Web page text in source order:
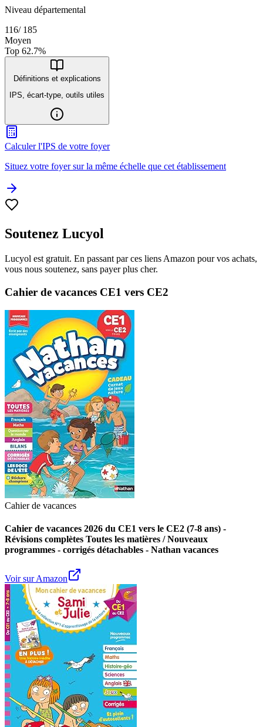
Niveau départemental
116/ 185
Moyen
Top 62.7%
Définitions et explications
IPS, écart-type, outils utiles
Calculer l'IPS de votre foyer
Situez votre foyer sur la même échelle que cet établissement
Soutenez Lucyol
Lucyol est gratuit. En passant par ces liens Amazon pour vos achats,
vous nous soutenez, sans payer plus cher.
Cahier de vacances CE1 vers CE2
Cahier de vacances
Cahier de vacances 2026 du CE1 vers le CE2 (7-8 ans) -
Révisions complètes Toutes les matières / Nouveaux
programmes - corrigés détachables - Nathan vacances
Voir sur Amazon